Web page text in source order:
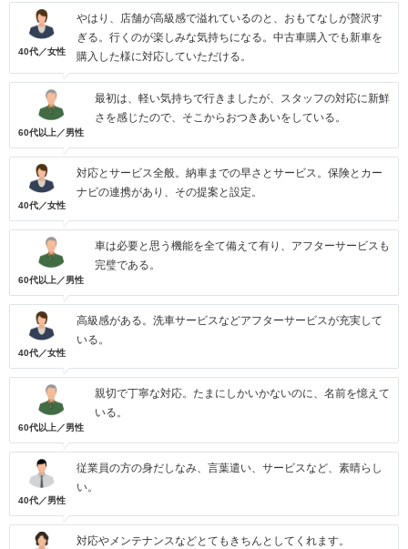
40代／女性
やはり、店舗が高級感で溢れているのと、おもてなしが贅沢す
ぎる。行くのが楽しみな気持ちになる。中古車購入でも新車を
購入した様に対応していただける。
60代以上／男性
最初は、軽い気持ちで行きましたが、スタッフの対応に新鮮
さを感じたので、そこからおつきあいをしている。
40代／女性
対応とサービス全般。納車までの早さとサービス。保険とカー
ナビの連携があり、その提案と設定。
60代以上／男性
車は必要と思う機能を全て備えて有り、アフターサービスも
完璧である。
40代／女性
高級感がある。洗車サービスなどアフターサービスが充実して
いる。
60代以上／男性
親切で丁寧な対応。たまにしかいかないのに、名前を憶えて
いる。
40代／男性
従業員の方の身だしなみ、言葉遣い、サービスなど、素晴らし
い。
対応やメンテナンスなどとてもきちんとしてくれます。